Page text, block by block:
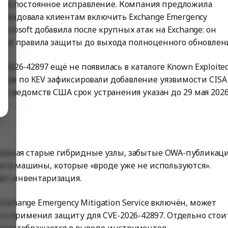
постоянное исправление. Компания предложила
клиентам включить Exchange Emergency
добавила после крупных атак на Exchange: он
правила защиты до выхода полноценного
2026-42897 ещё не появилась в каталоге Known
по KEV зафиксировали добавление уязвимости
ведомств США срок устранения указан до 29 мая 2026
старые гибридные узлы, забытые OWA-
и машины, которые «вроде уже не используются».
инвентаризация.
Emergency Mitigation Service включён, может
применил защиту для CVE-2026-42897. Отдельно